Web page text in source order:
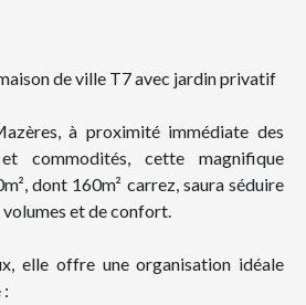
de ville T7 avec jardin privatif
à proximité immédiate des
commodités, cette magnifique
dont 160m² carrez, saura séduire
volumes et de confort.
elle offre une organisation idéale